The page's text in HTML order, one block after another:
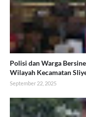
Polisi dan Warga
Wilayah Kecamatan
September 22, 2025